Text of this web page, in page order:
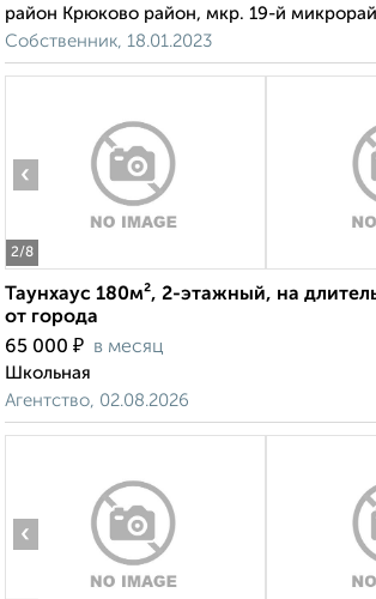
район Крюково район, мкр. 19-й
Собственник, 18.01.2023
2/8
‹
Таунхаус 180м², 2-этажный, на
от города
65 000 ₽ в месяц
Школьная
Агентство, 02.08.2026
‹